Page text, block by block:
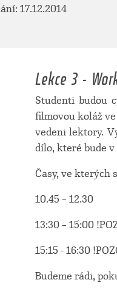
17.12.2014
Lekce 3 -
Studenti budou
filmovou koláž
vedeni lektory.
dílo, které bude
Časy, ve kterých
10.45 – 12.30
13:30 – 15:00
15:15 - 16:30
Budeme rádi,